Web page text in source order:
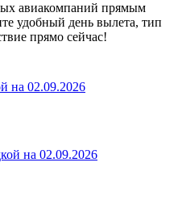
авиакомпаний прямым
удобный день вылета, тип
прямо сейчас!
на 02.09.2026
на 02.09.2026